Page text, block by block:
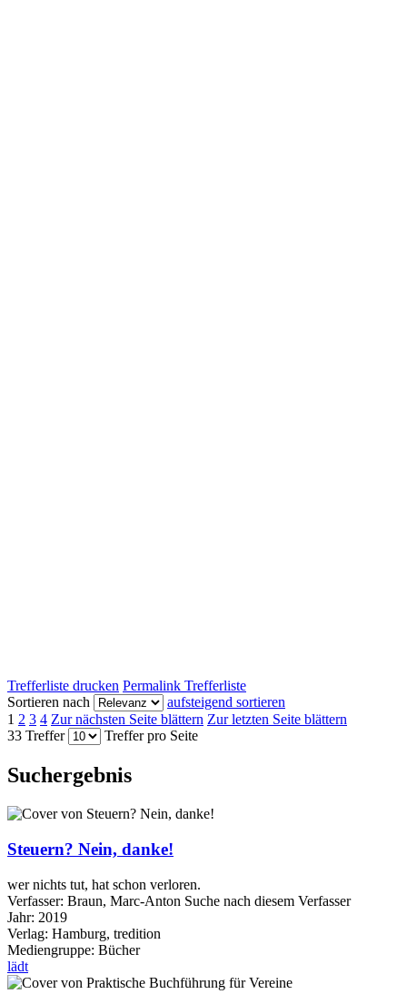
Trefferliste drucken Permalink Trefferliste
Sortieren nach
aufsteigend sortieren
1 2 3 4 Zur nächsten Seite blättern Zur letzten Seite blättern
33 Treffer
Treffer pro Seite
Suchergebnis
Steuern? Nein, danke!
wer nichts tut, hat schon verloren.
Verfasser: Braun, Marc-Anton Suche nach diesem Verfasser
Jahr: 2019
Verlag: Hamburg, tredition
Mediengruppe: Bücher
lädt